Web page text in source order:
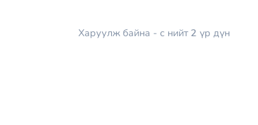
Харуулж байна - с нийт2 үр дүн